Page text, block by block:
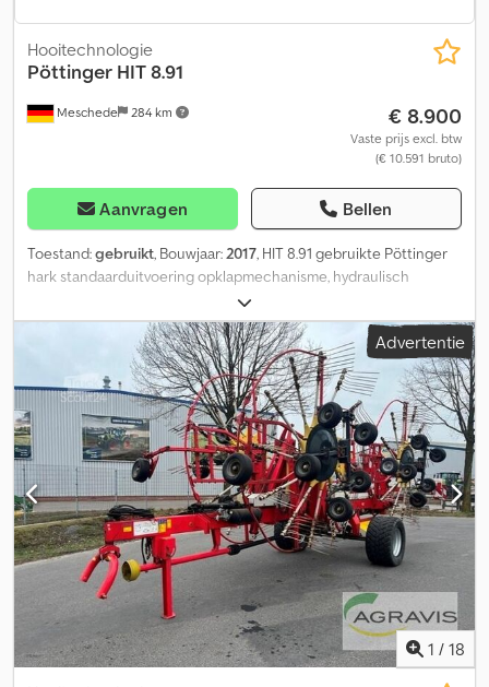
Meschede 284 km
Hooitechnologie
Pöttinger HIT 8.91
€ 8.900
Vaste prijs excl. btw
(€ 10.591 bruto)
Aanvragen Bellen
Toestand:gebruikt, Bouwjaar: 2017, HIT 8.91 gebruikte Pöttinger
hark standaarduitvoering opklapmechanisme, hydraulisch
Dcodpfx Aezq Tdneg Hsk randstrooimechanisme, mechanisch
Advertentie
1 / 18